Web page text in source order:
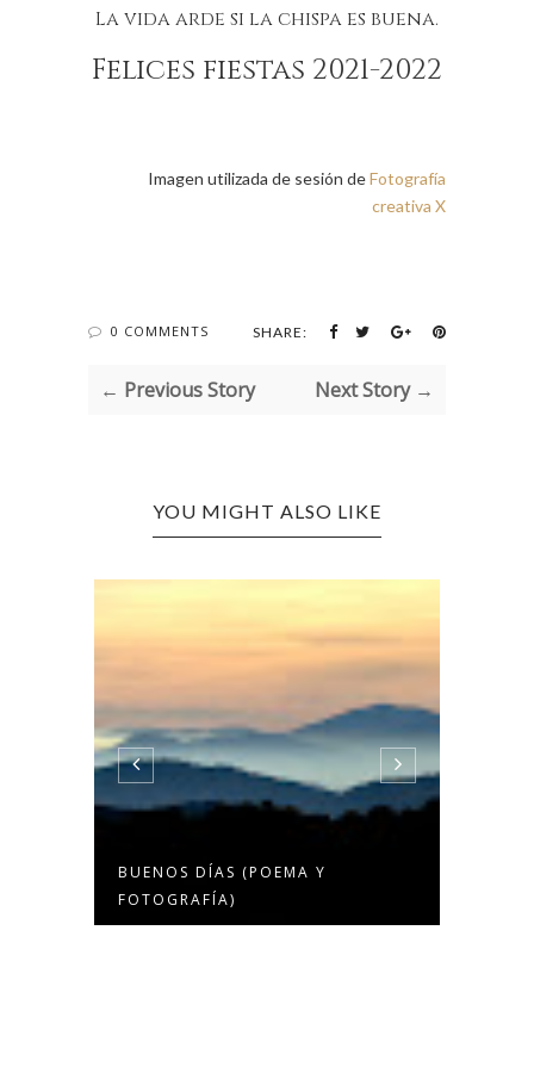
La vida arde si la chispa es buena.
Felices fiestas 2021-2022
Imagen utilizada de sesión deFotografía
creativa X
0 COMMENTS SHARE:
← Previous Story Next Story →
YOU MIGHT ALSO LIKE
BUENOS DÍAS (POEMA Y
FOTOGRAFÍA)